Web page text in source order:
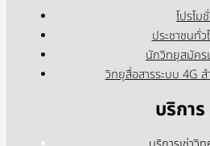
โปรโม
ประชาชนทั่ว
นักวิทยุสมัคร
วิทยุสื่อสารระบบ 4G ส
บริการ